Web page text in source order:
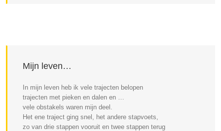
Mijn leven…
In mijn leven heb ik vele trajecten belopen
trajecten met pieken en dalen en …
vele obstakels waren mijn deel.
Het ene traject ging snel, het andere stapvoets,
zo van drie stappen vooruit en twee stappen terug